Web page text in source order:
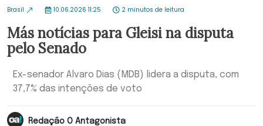
Brasil 10.06.2026 11:25 2 minutos de leitura
Más notícias para Gleisi na disputa
pelo Senado
Ex-senador Alvaro Dias (MDB) lidera a disputa, com
37,7% das intenções de voto
Redação O Antagonista